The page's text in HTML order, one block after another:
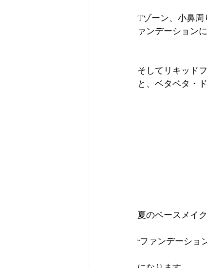
Tゾーン、小鼻
ァンデーション
そしてリキッド
と、ベタベタ・
夏のベースメイ
“ファンデーショ